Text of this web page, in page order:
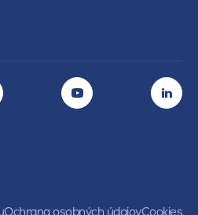
Ochrana osobných údajovCookies